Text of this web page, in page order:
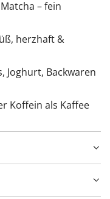
– fein
herzhaft &
Joghurt, Backwaren
Koffein als Kaffee